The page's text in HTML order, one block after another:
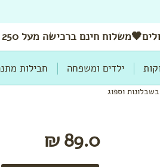
חינם ברכישה מעל 250 ₪ (לאחר מימוש הנחות ושוברים)
ילדים ומשפחה חבילות
וספוג
89.0 ₪